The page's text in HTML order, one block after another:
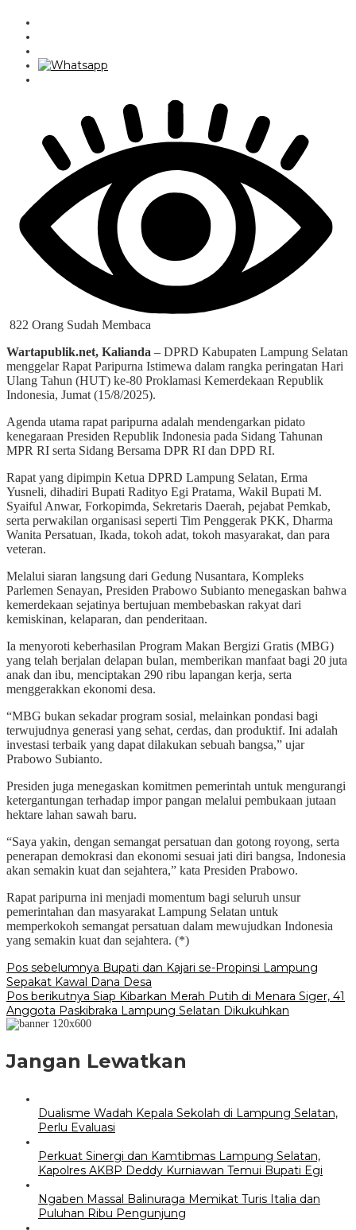
822 Orang Sudah Membaca
Wartapublik.net, Kalianda – DPRD Kabupaten Lampung Selatan
menggelar Rapat Paripurna Istimewa dalam rangka peringatan Hari
Ulang Tahun (HUT) ke-80 Proklamasi Kemerdekaan Republik
Indonesia, Jumat (15/8/2025).
Agenda utama rapat paripurna adalah mendengarkan pidato
kenegaraan Presiden Republik Indonesia pada Sidang Tahunan
MPR RI serta Sidang Bersama DPR RI dan DPD RI.
Rapat yang dipimpin Ketua DPRD Lampung Selatan, Erma
Yusneli, dihadiri Bupati Radityo Egi Pratama, Wakil Bupati M.
Syaiful Anwar, Forkopimda, Sekretaris Daerah, pejabat Pemkab,
serta perwakilan organisasi seperti Tim Penggerak PKK, Dharma
Wanita Persatuan, Ikada, tokoh adat, tokoh masyarakat, dan para
veteran.
Melalui siaran langsung dari Gedung Nusantara, Kompleks
Parlemen Senayan, Presiden Prabowo Subianto menegaskan bahwa
kemerdekaan sejatinya bertujuan membebaskan rakyat dari
kemiskinan, kelaparan, dan penderitaan.
Ia menyoroti keberhasilan Program Makan Bergizi Gratis (MBG)
yang telah berjalan delapan bulan, memberikan manfaat bagi 20 juta
anak dan ibu, menciptakan 290 ribu lapangan kerja, serta
menggerakkan ekonomi desa.
“MBG bukan sekadar program sosial, melainkan pondasi bagi
terwujudnya generasi yang sehat, cerdas, dan produktif. Ini adalah
investasi terbaik yang dapat dilakukan sebuah bangsa,” ujar
Prabowo Subianto.
Presiden juga menegaskan komitmen pemerintah untuk mengurangi
ketergantungan terhadap impor pangan melalui pembukaan jutaan
hektare lahan sawah baru.
“Saya yakin, dengan semangat persatuan dan gotong royong, serta
penerapan demokrasi dan ekonomi sesuai jati diri bangsa, Indonesia
akan semakin kuat dan sejahtera,” kata Presiden Prabowo.
Rapat paripurna ini menjadi momentum bagi seluruh unsur
pemerintahan dan masyarakat Lampung Selatan untuk
memperkokoh semangat persatuan dalam mewujudkan Indonesia
yang semakin kuat dan sejahtera. (*)
Navigasi
pos
Pos sebelumnya Bupati dan Kajari se-Propinsi Lampung
Sepakat Kawal Dana Desa
Pos berikutnya Siap Kibarkan Merah Putih di Menara Siger, 41
Anggota Paskibraka Lampung Selatan Dikukuhkan
Jangan Lewatkan
Dualisme Wadah Kepala Sekolah di Lampung Selatan,
Perlu Evaluasi
Perkuat Sinergi dan Kamtibmas Lampung Selatan,
Kapolres AKBP Deddy Kurniawan Temui Bupati Egi
Ngaben Massal Balinuraga Memikat Turis Italia dan
Puluhan Ribu Pengunjung